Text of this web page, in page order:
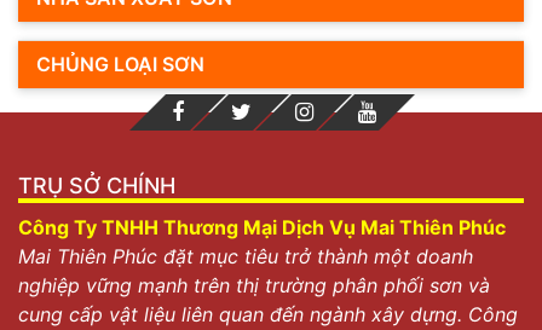
CHỦNG LOẠI SƠN
TRỤ SỞ CHÍNH
Công Ty TNHH Thương Mại Dịch Vụ Mai Thiên Phúc
Mai Thiên Phúc đặt mục tiêu trở thành một doanh
nghiệp vững mạnh trên thị trường phân phối sơn và
cung cấp vật liệu liên quan đến ngành xây dựng. Công